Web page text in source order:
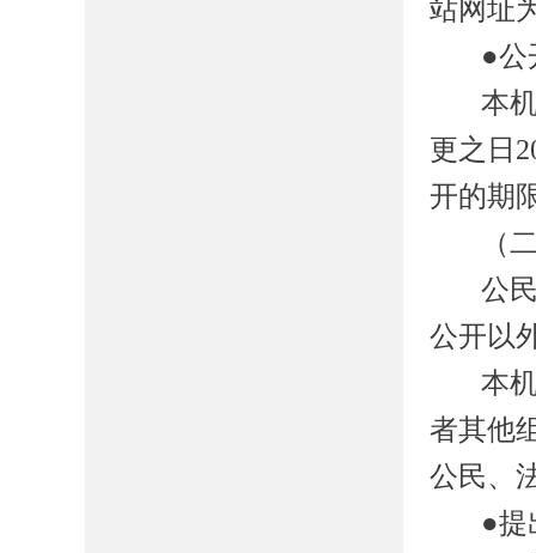
站网址
●公
本
更之日
开的期
（
公
公开以
本
者其他
公民、
●提